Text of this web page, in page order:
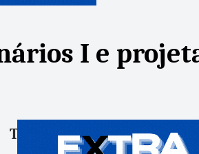
I e
Tags:Compartile: